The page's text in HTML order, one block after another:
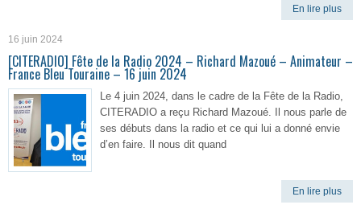
En lire plus
16 juin 2024
[CITERADIO] Fête de la Radio 2024 – Richard Mazoué – Animateur –
France Bleu Touraine – 16 juin 2024
Le 4 juin 2024, dans le cadre de la Fête de la Radio,
CITERADIO a reçu Richard Mazoué. Il nous parle de
ses débuts dans la radio et ce qui lui a donné envie
d’en faire. Il nous dit quand
En lire plus